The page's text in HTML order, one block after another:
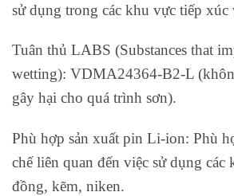
sử dụng trong các khu vực tiếp xúc
Tuân thủ LABS (Substances that
wetting): VDMA24364-B2-L
gây hại cho quá trình sơn).
Phù hợp sản xuất pin Li-ion: Phù
chế liên quan đến việc sử dụng các
đồng, kẽm, niken.